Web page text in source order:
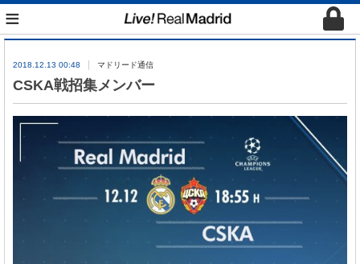
≡
2018.12.13 00:48 マドリード通信
CSKA戦招集メンバー